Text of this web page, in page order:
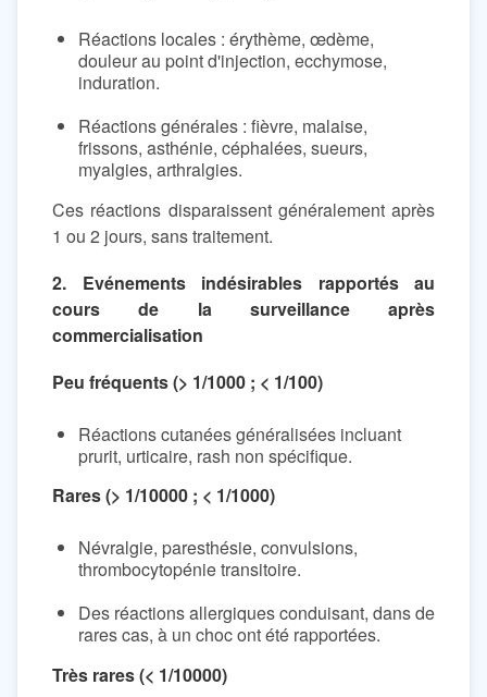
Réactions locales : érythème, œdème,
douleur au point d'injection, ecchymose,
induration.
Réactions générales : fièvre, malaise,
frissons, asthénie, céphalées, sueurs,
myalgies, arthralgies.
Ces réactions disparaissent généralement après
1 ou 2 jours, sans traitement.
2. Evénements indésirables rapportés au
cours de la surveillance après
commercialisation
Peu fréquents (> 1/1000 ; < 1/100)
Réactions cutanées généralisées incluant
prurit, urticaire, rash non spécifique.
Rares (> 1/10000 ; < 1/1000)
Névralgie, paresthésie, convulsions,
thrombocytopénie transitoire.
Des réactions allergiques conduisant, dans de
rares cas, à un choc ont été rapportées.
Très rares (< 1/10000)